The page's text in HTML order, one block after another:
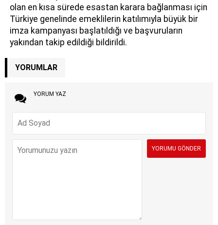
olan en kısa sürede esastan karara bağlanması için
Türkiye genelinde emeklilerin katılımıyla büyük bir
imza kampanyası başlatıldığı ve başvuruların
yakından takip edildiği bildirildi.
YORUMLAR
YORUM YAZ